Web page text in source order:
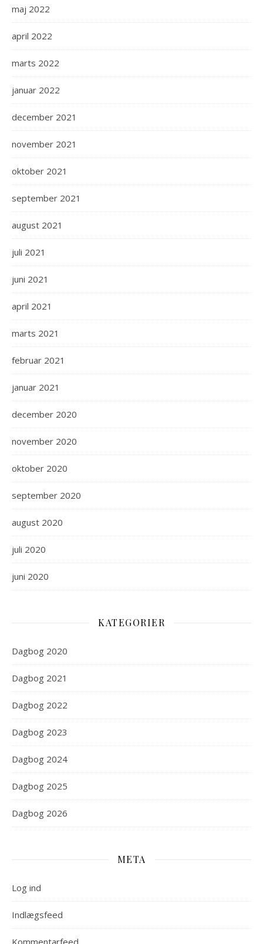
maj 2022
april 2022
marts 2022
januar 2022
december 2021
november 2021
oktober 2021
september 2021
august 2021
juli 2021
juni 2021
april 2021
marts 2021
februar 2021
januar 2021
december 2020
november 2020
oktober 2020
september 2020
august 2020
juli 2020
juni 2020
KATEGORIER
Dagbog 2020
Dagbog 2021
Dagbog 2022
Dagbog 2023
Dagbog 2024
Dagbog 2025
Dagbog 2026
META
Log ind
Indlægsfeed
Kommentarfeed